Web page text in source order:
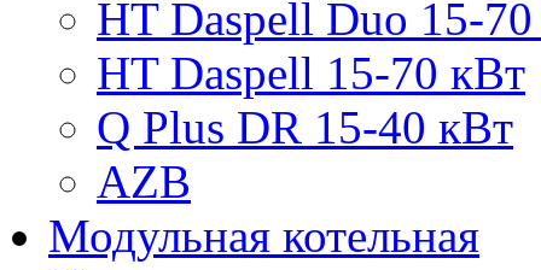
HT Daspell Duo 15-
HT Daspell 15-70 кВт
Q Plus DR 15-40 кВт
AZB
Модульная котельная